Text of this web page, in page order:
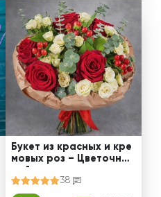
Букет из красных и кре
мовых роз – Цветочный
38